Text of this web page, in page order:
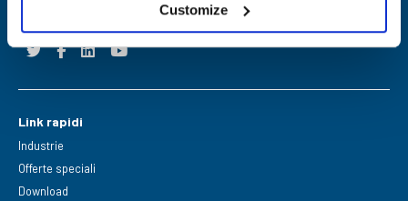
Customize
Link rapidi
Industrie
Offerte speciali
Download